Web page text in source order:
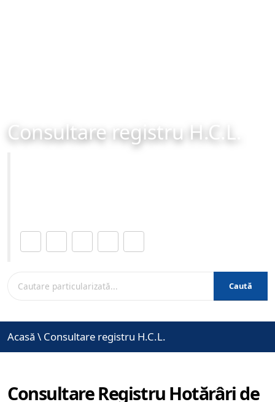
Consultare registru H.C.L.
Caută
Acasă \ Consultare registru H.C.L.
Consultare Registru Hotărâri de